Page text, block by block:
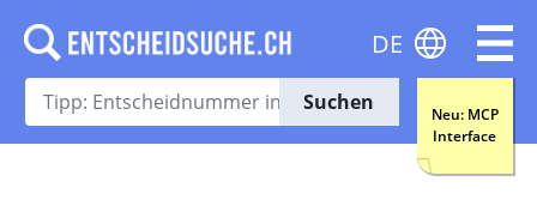
Suchen
Neu: MCP
Interface
DE